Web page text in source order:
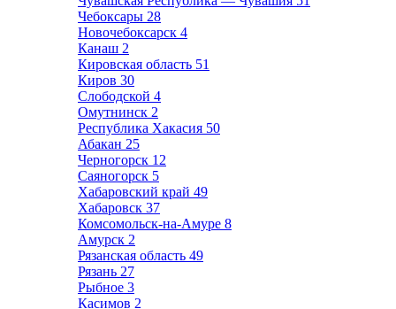
Чебоксары 28
Новочебоксарск 4
Канаш 2
Кировская область 51
Киров 30
Слободской 4
Омутнинск 2
Республика Хакасия 50
Абакан 25
Черногорск 12
Саяногорск 5
Хабаровский край 49
Хабаровск 37
Комсомольск-на-Амуре 8
Амурск 2
Рязанская область 49
Рязань 27
Рыбное 3
Касимов 2